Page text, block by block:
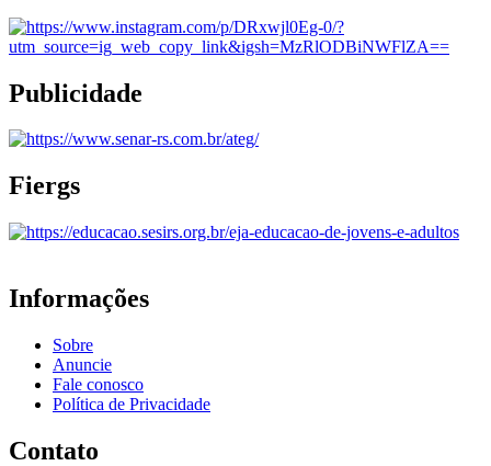
Publicidade
Fiergs
Informações
Sobre
Anuncie
Fale conosco
Política de Privacidade
Contato